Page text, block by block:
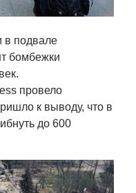
в подвале
бомбежки
провело
к выводу, что в
до 600